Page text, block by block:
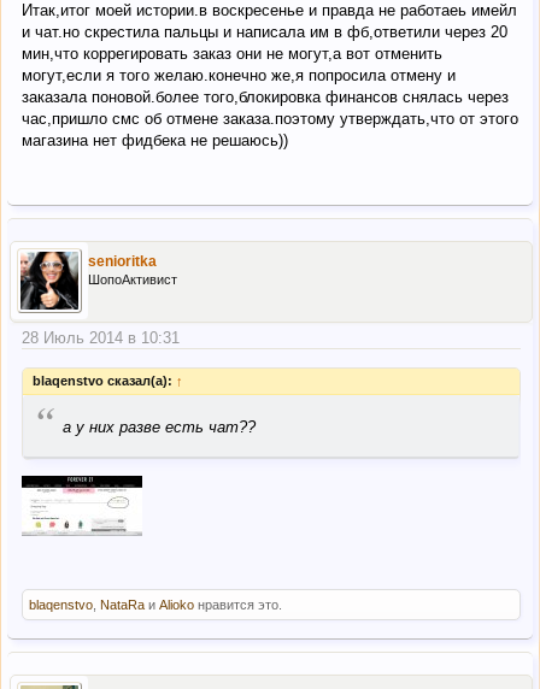
Итак,итог моей истории.в воскресенье и правда не работаеь имейл
и чат.но скрестила пальцы и написала им в фб,ответили через 20
мин,что коррегировать заказ они не могут,а вот отменить
могут,если я того желаю.конечно же,я попросила отмену и
заказала поновой.более того,блокировка финансов снялась через
час,пришло смс об отмене заказа.поэтому утверждать,что от этого
магазина нет фидбека не решаюсь))
senioritka
ШопоАктивист
28 Июль 2014 в 10:31
blaqenstvo сказал(а): ↑
“ а у них разве есть чат??
blaqenstvo NataRa и Alioko нравится это.